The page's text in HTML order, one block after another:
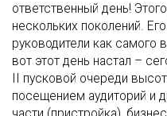
ответственный день!
нескольких поколений.
руководители как самого
вот этот день настал –
II пусковой очереди
посещением аудиторий и